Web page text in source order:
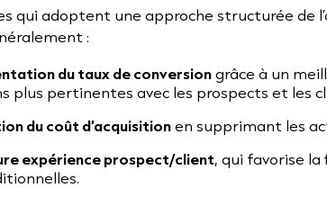
qui adoptent une approche structurée de
:
du taux de conversiongrâce à un
plus pertinentes avec les prospects et les
du coût d’acquisitionen supprimant les
expérience prospect/client, qui favorise